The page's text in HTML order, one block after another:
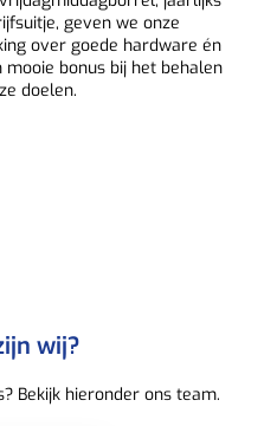
geven we onze
over goede hardware én
bonus bij het behalen
doelen.
wij?
Bekijk hieronder ons team.